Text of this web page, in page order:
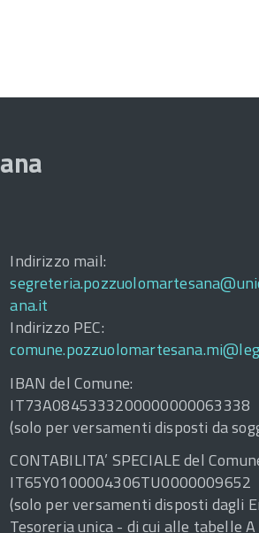
Indirizzo mail:
ana.it
Indirizzo PEC:
IBAN del Comune:
IT73A0845333200000000063338
(solo per versamenti disposti da
CONTABILITA’ SPECIALE del
IT65Y0100004306TU0000009652
(solo per versamenti disposti dagli
Tesoreria unica - di cui alle tabelle